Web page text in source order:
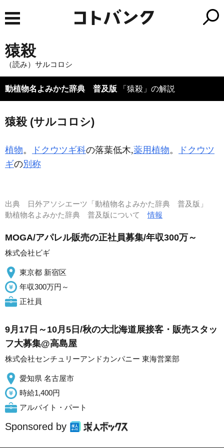
猿殺
（読み）サルコロシ
動植物名よみかた辞典 普及版 「猿殺」の解説
猿殺 (サルコロシ)
植物。 ドクウツギ科の落葉低木,薬用植物。
ドクウツ
ギの別称
出典
日外アソシエーツ「動植物名よみかた辞典 普及版」
動植物名よみかた辞典 普及版について情報
MOGA/アパレル販売の正社員募集/年収300万～
株式会社ビギ
東京都 新宿区
年収300万円～
正社員
9月17日～10月5日/秋の大北海道展接客・販売スタッ
フ大募集@高島屋
株式会社センチュリーアンドカンパニー 東海営業部
愛知県 名古屋市
時給1,400円
アルバイト・パート
Sponsored by